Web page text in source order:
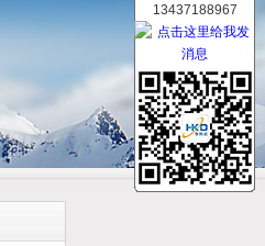
13437188967